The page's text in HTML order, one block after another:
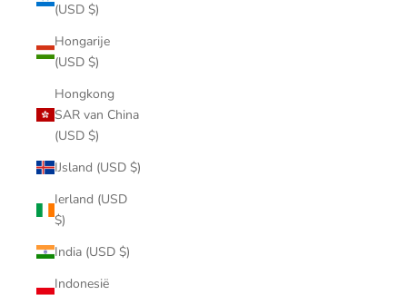
(USD $)
Hongarije
(USD $)
Hongkong
SAR van China
(USD $)
IJsland (USD $)
Ierland (USD
$)
India (USD $)
Indonesië